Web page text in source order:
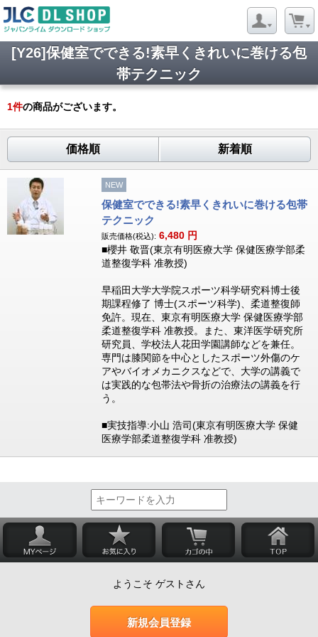
[Y26]保健室でできる!素早くきれいに巻ける包
帯テクニック
1件の商品がございます。
価格順 新着順
NEW
保健室でできる!素早くきれいに巻ける包帯
テクニック
販売価格(税込): 6,480 円
■櫻井 敬晋(東京有明医療大学 保健医療学部柔
道整復学科 准教授)
早稲田大学大学院スポーツ科学研究科博士後
期課程修了 博士(スポーツ科学)、柔道整復師
免許。現在、東京有明医療大学 保健医療学部
柔道整復学科 准教授。また、東洋医学研究所
研究員、学校法人花田学園講師などを兼任。
専門は膝関節を中心としたスポーツ外傷のケ
アやバイオメカニクスなどで、大学の講義で
は実践的な包帯法や骨折の治療法の講義を行
う。
■実技指導:小山 浩司(東京有明医療大学 保健
医療学部柔道整復学科 准教授)
ようこそ ゲストさん
新規会員登録